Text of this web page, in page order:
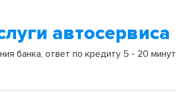
автосервиса
банка, ответ по кредиту 5 - 20 минут